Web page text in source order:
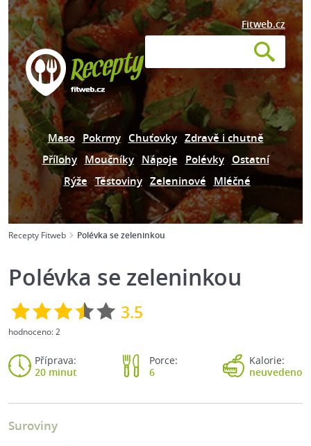
Fitweb.cz
Maso Pokrmy Chuťovky Zdravě i chutně
Přílohy Moučníky Nápoje Polévky Ostatní
Rýže Těstoviny Zeleninové Mléčné
Recepty Fitweb Polévka se zeleninkou
Polévka se zeleninkou
3.5
hodnoceno:2
Příprava:
20 minut
Porce:
6
Kalorie:
neuvedeno
Suroviny